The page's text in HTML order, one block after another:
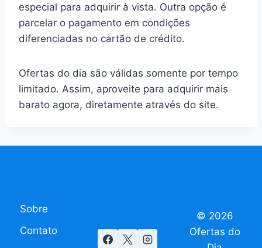
especial para adquirir à vista. Outra opção é
parcelar o pagamento em condições
diferenciadas no cartão de crédito.
Ofertas do dia são válidas somente por tempo
limitado. Assim, aproveite para adquirir mais
barato agora, diretamente através do site.
Sobre
Contato
© 2026
Ofertas do